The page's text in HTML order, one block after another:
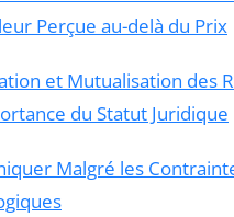
Perçue au-delà du Prix
et Mutualisation des
du Statut Juridique
Malgré les